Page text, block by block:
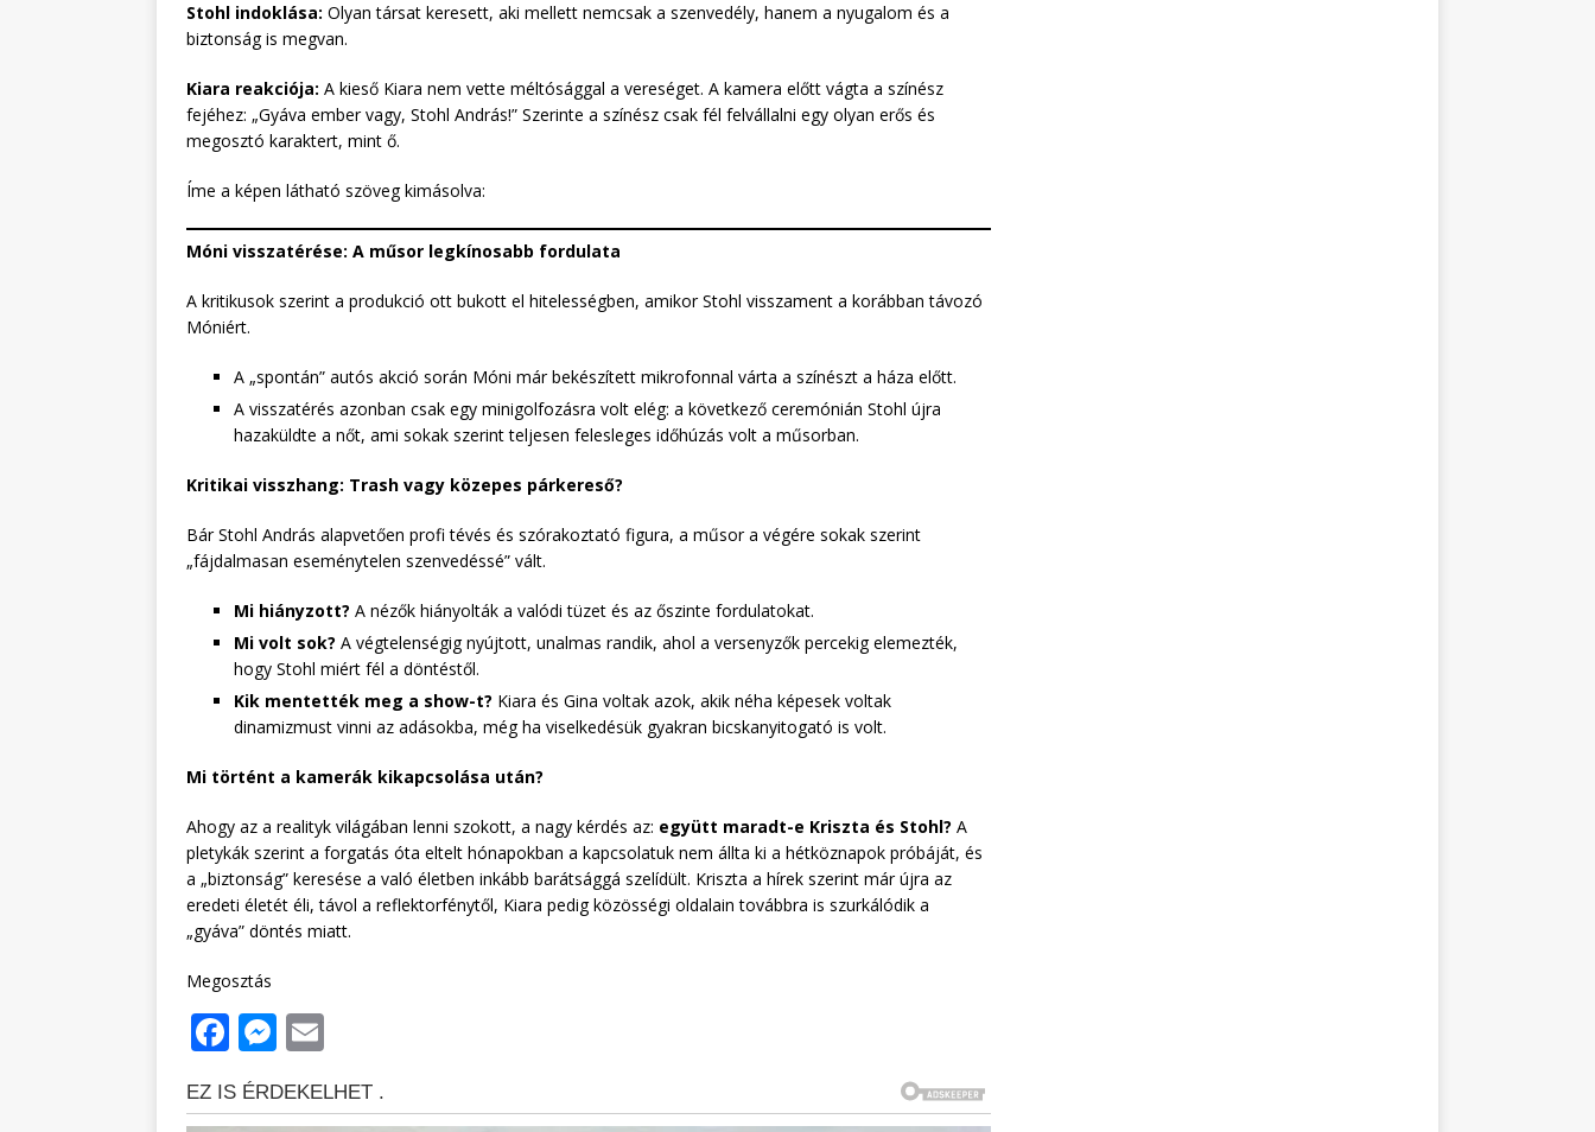
Stohl indoklása: Olyan társat keresett, aki mellett nemcsak a szenvedély, hanem a nyugalom és a
biztonság is megvan.
Kiara reakciója: A kieső Kiara nem vette méltósággal a vereséget. A kamera előtt vágta a színész
fejéhez: „Gyáva ember vagy, Stohl András!” Szerinte a színész csak fél felvállalni egy olyan erős és
megosztó karaktert, mint ő.
Íme a képen látható szöveg kimásolva:
Móni visszatérése: A műsor legkínosabb fordulata
A kritikusok szerint a produkció ott bukott el hitelességben, amikor Stohl visszament a korábban távozó
Móniért.
A „spontán” autós akció során Móni már bekészített mikrofonnal várta a színészt a háza előtt.
A visszatérés azonban csak egy minigolfozásra volt elég: a következő ceremónián Stohl újra
hazaküldte a nőt, ami sokak szerint teljesen felesleges időhúzás volt a műsorban.
Kritikai visszhang: Trash vagy közepes párkereső?
Bár Stohl András alapvetően profi tévés és szórakoztató figura, a műsor a végére sokak szerint
„fájdalmasan eseménytelen szenvedéssé” vált.
Mi hiányzott? A nézők hiányolták a valódi tüzet és az őszinte fordulatokat.
Mi volt sok? A végtelenségig nyújtott, unalmas randik, ahol a versenyzők percekig elemezték,
hogy Stohl miért fél a döntéstől.
Kik mentették meg a show-t? Kiara és Gina voltak azok, akik néha képesek voltak
dinamizmust vinni az adásokba, még ha viselkedésük gyakran bicskanyitogató is volt.
Mi történt a kamerák kikapcsolása után?
Ahogy az a realityk világában lenni szokott, a nagy kérdés az: együtt maradt-e Kriszta és Stohl? A
pletykák szerint a forgatás óta eltelt hónapokban a kapcsolatuk nem állta ki a hétköznapok próbáját, és
a „biztonság” keresése a való életben inkább barátsággá szelídült. Kriszta a hírek szerint már újra az
eredeti életét éli, távol a reflektorfénytől, Kiara pedig közösségi oldalain továbbra is szurkálódik a
„gyáva” döntés miatt.
Megosztás
F
a
c
M
ssai